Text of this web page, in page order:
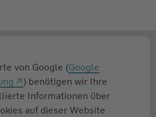
von Google (Google
) benötigen wir Ihre
Informationen über
auf dieser Website